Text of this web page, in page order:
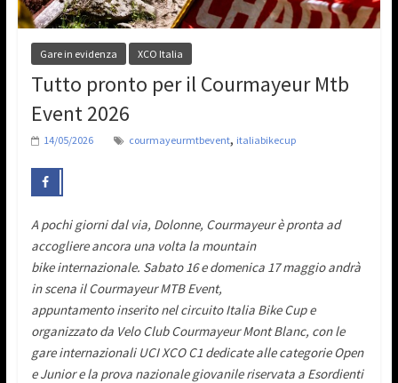
Gare in evidenza XCO Italia
Tutto pronto per il Courmayeur Mtb
Event 2026
14/05/2026 courmayeurmtbevent, italiabikecup
A pochi giorni dal via, Dolonne, Courmayeur è pronta ad
accogliere ancora una volta la mountain
bike internazionale. Sabato 16 e domenica 17 maggio andrà
in scena il Courmayeur MTB Event,
appuntamento inserito nel circuito Italia Bike Cup e
organizzato da Velo Club Courmayeur Mont Blanc, con le
gare internazionali UCI XCO C1 dedicate alle categorie Open
e Junior e la prova nazionale giovanile riservata a Esordienti